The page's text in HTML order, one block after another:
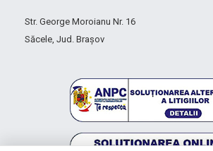
Str. George Moroianu Nr. 16
Săcele, Jud. Brașov